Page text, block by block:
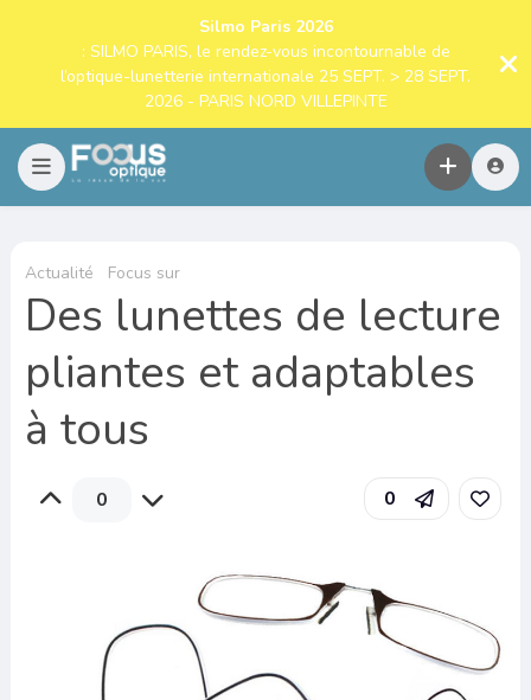
Silmo Paris 2026
: SILMO PARIS, le rendez-vous incontournable de
l’optique-lunetterie internationale 25 SEPT. > 28 SEPT.
2026 - PARIS NORD VILLEPINTE
Actualité Focus sur
Des lunettes de lecture
pliantes et adaptables
à tous
0 0